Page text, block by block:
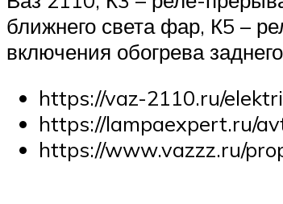
ближнего света фар, К5 –
включения обогрева
https://vaz-2110.ru/
https://lampaexpert.ru/
https://www.vazzz.ru/